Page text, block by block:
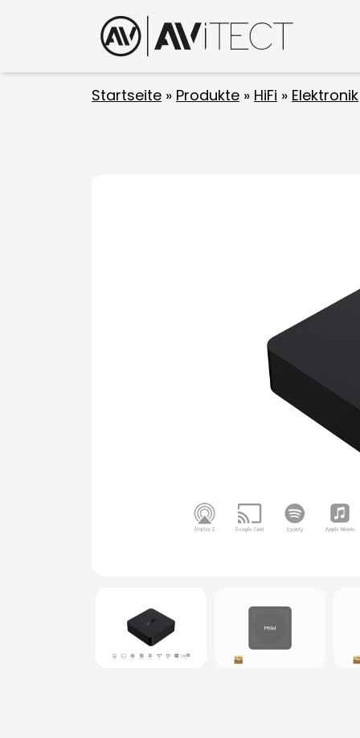
Startseite » Produkte » HiFi » Elektronik